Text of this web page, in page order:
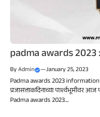
padma awards 2023
ByAdmin —January 25, 2023
Padma awards 2023 information :
प्रजासत्ताकदिनाच्या पार्श्वभूमीवर
Padma awards 2023....